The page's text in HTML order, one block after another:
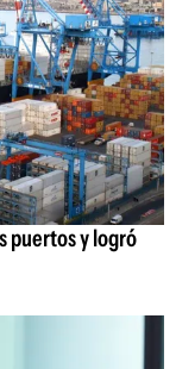
puertos y logró